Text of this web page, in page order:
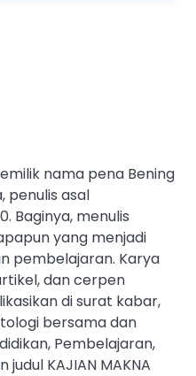
nama pena Bening
penulis asal
Baginya, menulis
yang menjadi
pembelajaran. Karya
dan cerpen
di surat kabar,
bersama dan
Pembelajaran,
judul KAJIAN MAKNA